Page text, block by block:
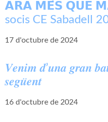
𝗔𝗥𝗔 𝗠𝗘́𝗦 𝗤𝗨𝗘
socis CE Sabadell
17 d'octubre de 2024
𝑽𝒆𝒏𝒊𝒎 𝒅’𝒖𝒏𝒂 𝒈𝒓𝒂𝒏
𝒔𝒆𝒈𝒖̈𝒆𝒏𝒕
16 d'octubre de 2024